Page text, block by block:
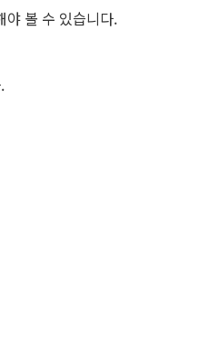
야 볼 수 있습니다.